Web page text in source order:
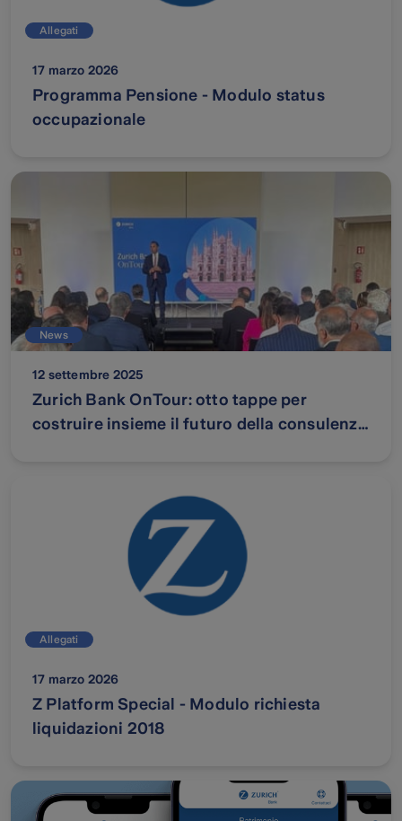
Allegati
17 marzo 2026
Programma Pensione - Modulo status
occupazionale
News
12 settembre 2025
Zurich Bank OnTour: otto tappe per
costruire insieme il futuro della consulenza
Allegati
17 marzo 2026
Z Platform Special - Modulo richiesta
liquidazioni 2018